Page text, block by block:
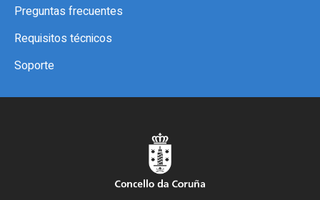
Preguntas frecuentes
Requisitos técnicos
Soporte